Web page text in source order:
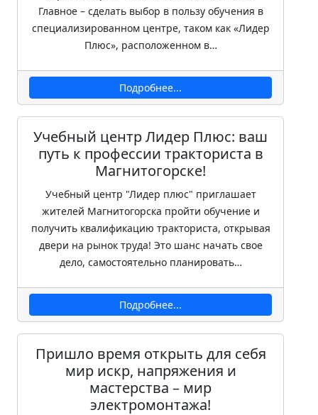
Главное – сделать выбор в пользу обучения в
специализированном центре, таком как «Лидер
Плюс», расположенном в…
Подробнее...
Учебный центр Лидер Плюс: ваш
путь к профессии тракториста в
Магнитогорске!
Учебный центр "Лидер плюс" приглашает
жителей Магнитогорска пройти обучение и
получить квалификацию тракториста, открывая
двери на рынок труда! Это шанс начать свое
дело, самостоятельно планировать…
Подробнее...
Пришло время открыть для себя
мир искр, напряжения и
мастерства – мир
электромонтажа!